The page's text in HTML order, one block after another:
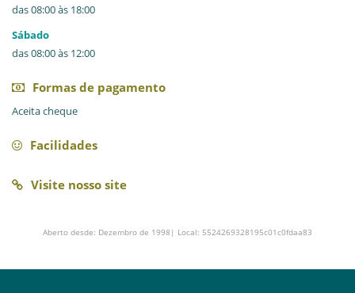
das 08:00 às 18:00
Sábado
das 08:00 às 12:00
Formas de pagamento
Aceita cheque
Facilidades
Visite nosso site
Aberto desde: Dezembro de 1998| Local: 5524269328195c01c0fdaa83